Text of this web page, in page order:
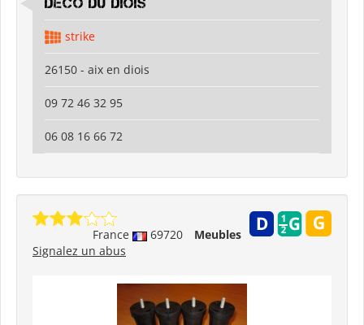
déco du diois
strike
26150 - aix en diois
09 72 46 32 95
06 08 16 66 72
France 69720
Meubles
Signalez un abus